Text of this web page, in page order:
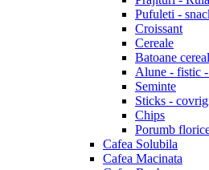
Pufuleti -
Croissant
Cereale
Batoane
Alune - fistic
Seminte
Sticks -
Chips
Porumb
Cafea Solubila
Cafea Macinata